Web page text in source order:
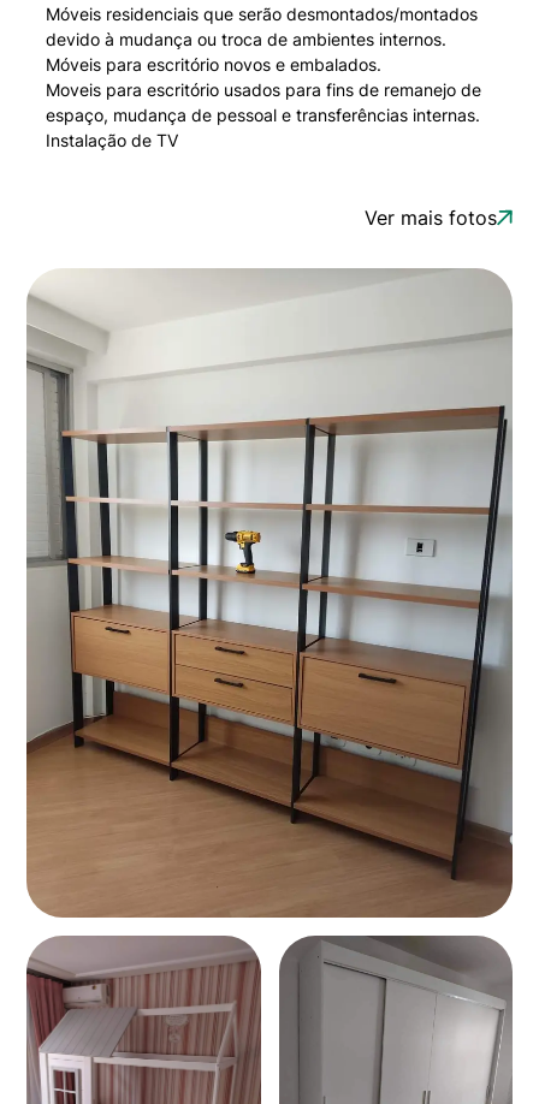
Móveis residenciais que serão desmontados/montados
devido à mudança ou troca de ambientes internos.
Móveis para escritório novos e embalados.
Moveis para escritório usados para fins de remanejo de
espaço, mudança de pessoal e transferências internas.
Instalação de TV
Ver mais fotos